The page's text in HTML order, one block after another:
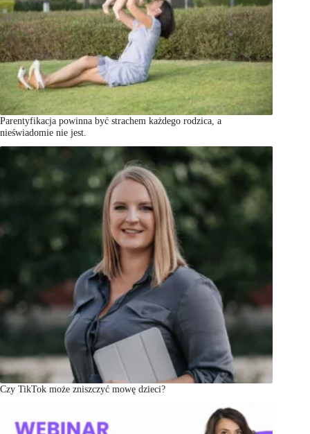
Parentyfikacja powinna być strachem każdego rodzica, a
nieświadomie nie jest.
Czy TikTok może zniszczyć mowę dzieci?